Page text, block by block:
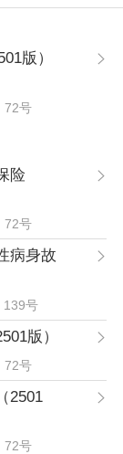
版）
72号
险
72号
病身故
139号
版）
72号
2501
72号